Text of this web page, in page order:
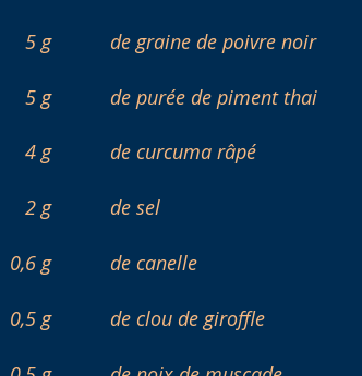
5 g de graine de poivre noir
5 g de purée de piment thai
4 g de curcuma râpé
2 g de sel
0,6 g de canelle
0,5 g de clou de giroffle